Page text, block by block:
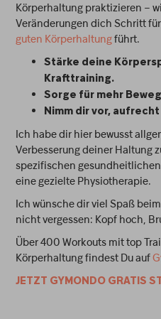
Körperhaltung praktizieren –
Veränderungen dich Schritt
guten Körperhaltungführt.
Stärke deine
Krafttraining.
Sorge für mehr
Nimm dir vor,
Ich habe dir hier bewusst
Verbesserung deiner Haltung
spezifischen
eine gezielte Physiotherapie.
Ich wünsche dir viel Spaß
nicht vergessen: Kopf hoch,
Über 400 Workouts mit top
Körperhaltung findest Du auf
JETZT GYMONDO GRATIS